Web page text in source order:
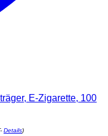
E-Zigarette, 100
Details)